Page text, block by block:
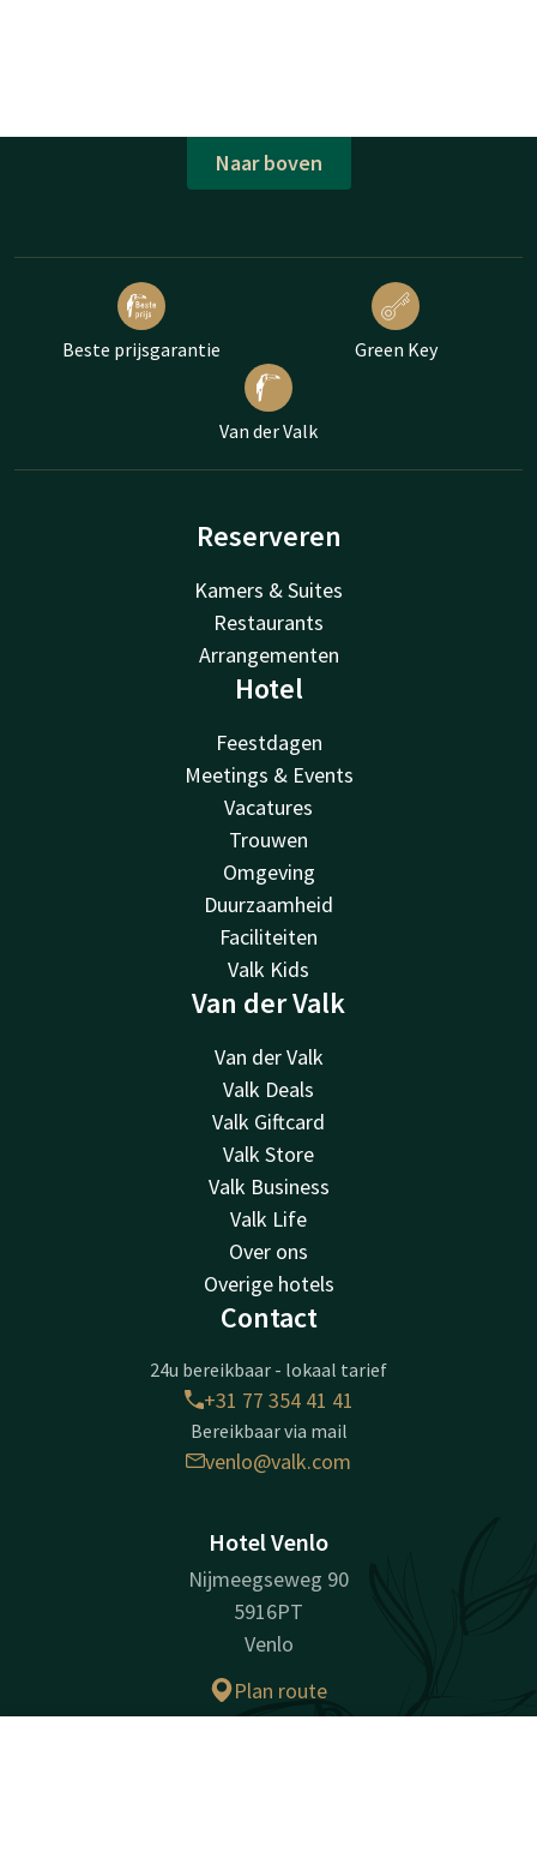
Naar boven
Beste prijsgarantie Green Key
Van der Valk
Reserveren
Kamers & Suites
Restaurants
Arrangementen
Hotel
Feestdagen
Meetings & Events
Vacatures
Trouwen
Omgeving
Duurzaamheid
Faciliteiten
Valk Kids
Van der Valk
Van der Valk
Valk Deals
Valk Giftcard
Valk Store
Valk Business
Valk Life
Over ons
Overige hotels
Contact
24u bereikbaar - lokaal tarief
+31 77 354 41 41
Bereikbaar via mail
venlo@valk.com
Hotel Venlo
Nijmeegseweg 90
5916PT
Venlo
Plan route